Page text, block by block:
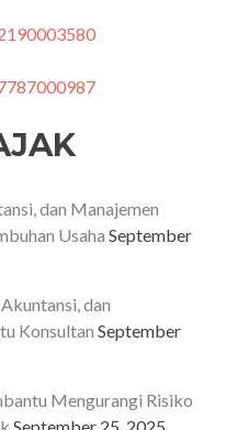
dan Manajemen
Usaha September
dan
Konsultan September
Mengurangi Risiko